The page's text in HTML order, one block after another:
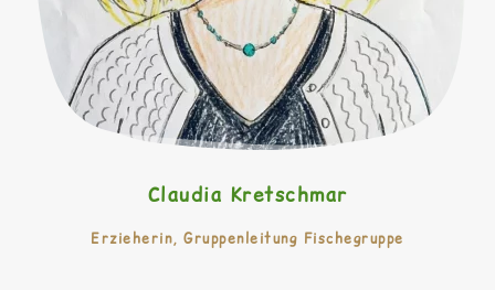
Claudia Kretschmar
Erzieherin, Gruppenleitung Fischegruppe